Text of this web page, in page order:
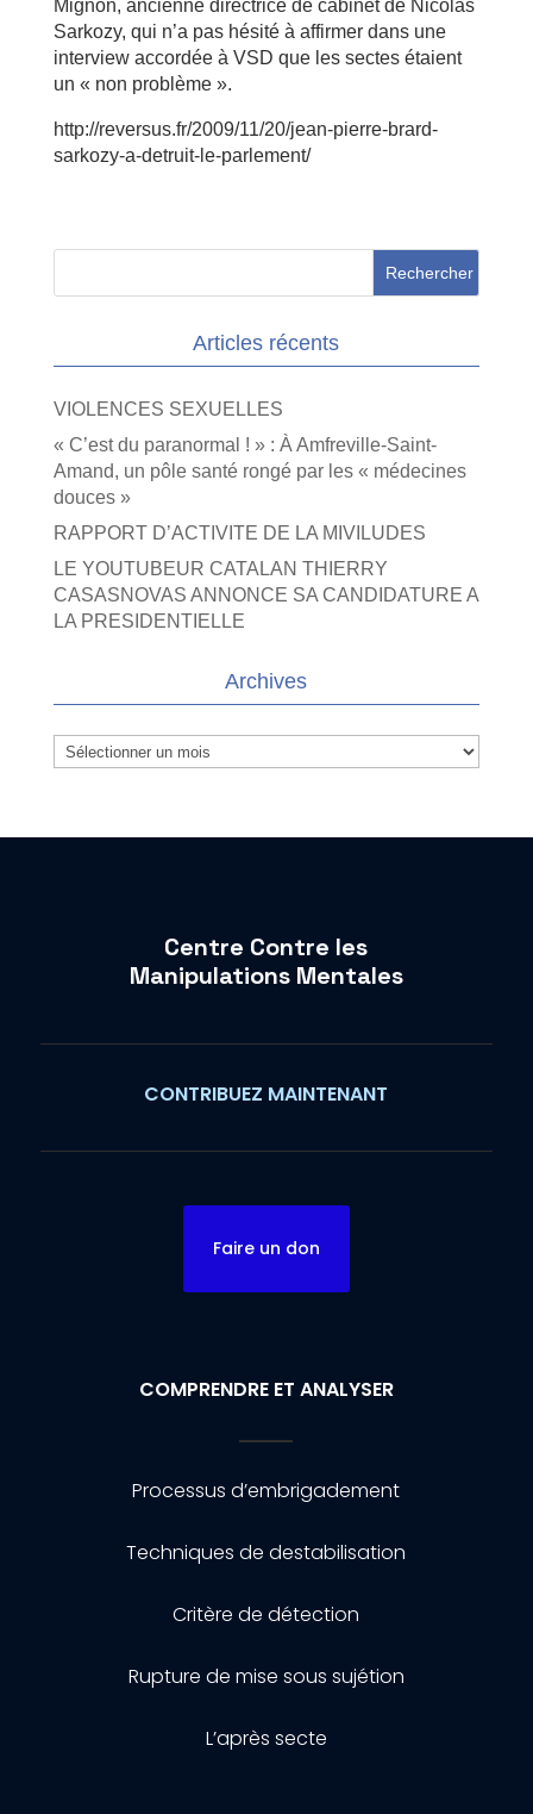
Mignon, ancienne directrice de cabinet de Nicolas
Sarkozy, qui n’a pas hésité à affirmer dans une
interview accordée à VSD que les sectes étaient
un « non problème ».
http://reversus.fr/2009/11/20/jean-pierre-brard-
sarkozy-a-detruit-le-parlement/
Articles récents
VIOLENCES SEXUELLES
« C’est du paranormal ! » : À Amfreville-Saint-
Amand, un pôle santé rongé par les « médecines
douces »
RAPPORT D’ACTIVITE DE LA MIVILUDES
LE YOUTUBEUR CATALAN THIERRY
CASASNOVAS ANNONCE SA CANDIDATURE A
LA PRESIDENTIELLE
Archives
Archives
Centre Contre les
Manipulations Mentales
CONTRIBUEZ MAINTENANT
Faire un don
COMPRENDRE ET ANALYSER
Processus d’embrigadement
Techniques de destabilisation
Critère de détection
Rupture de mise sous sujétion
L’après secte